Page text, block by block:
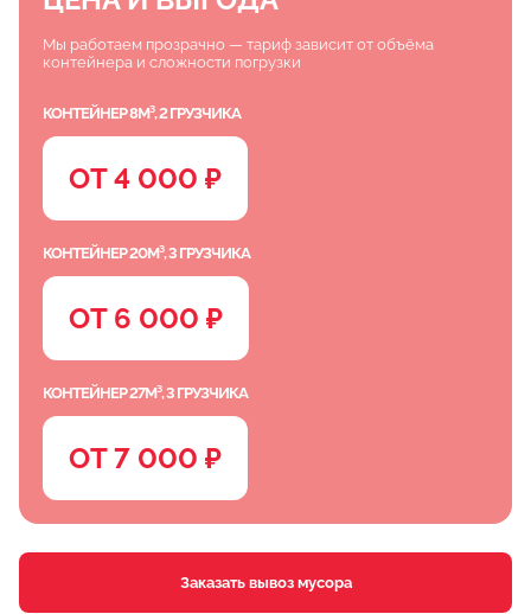
Мы работаем прозрачно — тариф зависит от объёма
контейнера и сложности погрузки
КОНТЕЙНЕР 8М³, 2 ГРУЗЧИКА
ОТ 4 000 ₽
КОНТЕЙНЕР 20М³, 3 ГРУЗЧИКА
ОТ 6 000 ₽
КОНТЕЙНЕР 27М³, 3 ГРУЗЧИКА
ОТ 7 000 ₽
Заказать вывоз мусора